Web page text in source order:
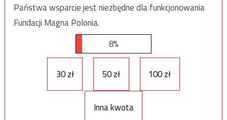
Państwa wsparcie jest niezbędne dla funkcjonowania
Fundacji Magna Polonia.
8%
30 zł 50 zł 100 zł
Inna kwota